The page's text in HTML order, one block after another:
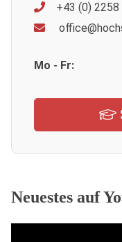
+43 (0)
Mo - Fr:
Neuestes auf